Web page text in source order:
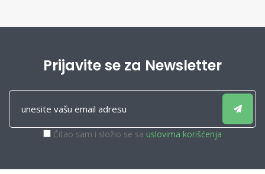
Prijavite se za Newsletter
Čitao sam i složio se sa uslovima korišćenja